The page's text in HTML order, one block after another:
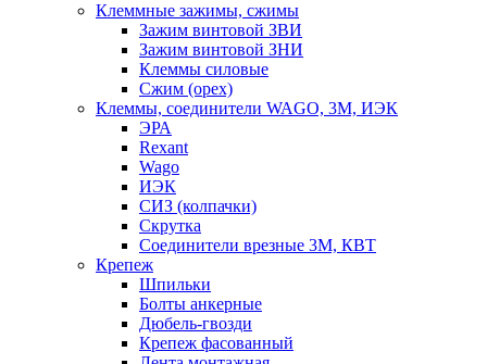
Клеммные зажимы, сжимы
Зажим винтовой ЗВИ
Зажим винтовой ЗНИ
Клеммы силовые
Сжим (орех)
Клеммы, соединители WAGO, 3M, ИЭК
ЭРА
Rexant
Wago
ИЭК
СИЗ (колпачки)
Скрутка
Соединители врезные 3M, КВТ
Крепеж
Шпильки
Болты анкерные
Дюбель-гвозди
Крепеж фасованный